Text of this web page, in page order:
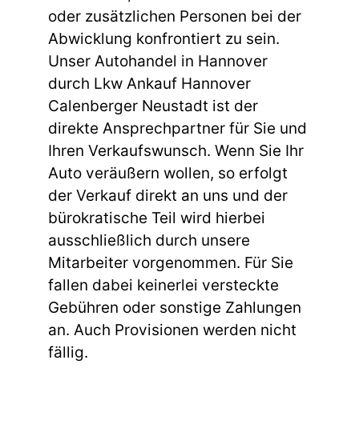
oder zusätzlichen Personen bei der
Abwicklung konfrontiert zu sein.
Unser Autohandel in Hannover
durch Lkw Ankauf Hannover
Calenberger Neustadt ist der
direkte Ansprechpartner für Sie und
Ihren Verkaufswunsch. Wenn Sie Ihr
Auto veräußern wollen, so erfolgt
der Verkauf direkt an uns und der
bürokratische Teil wird hierbei
ausschließlich durch unsere
Mitarbeiter vorgenommen. Für Sie
fallen dabei keinerlei versteckte
Gebühren oder sonstige Zahlungen
an. Auch Provisionen werden nicht
fällig.